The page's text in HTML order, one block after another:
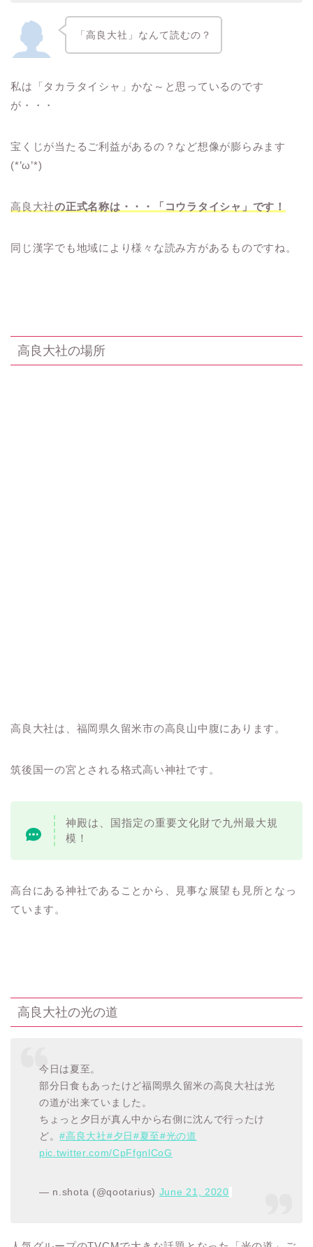
「高良大社」なんて読むの？
私は「タカラタイシャ」かな～と思っているのです
が・・・
宝くじが当たるご利益があるの？など想像が膨らみます
(*’ω’*)
高良大社の正式名称は・・・「コウラタイシャ」です！
同じ漢字でも地域により様々な読み方があるものですね。
高良大社の場所
高良大社は、福岡県久留米市の高良山中腹にあります。
筑後国一の宮とされる格式高い神社です。
神殿は、国指定の重要文化財で九州最大規
模！
高台にある神社であることから、見事な展望も見所となっ
ています。
高良大社の光の道
今日は夏至。
部分日食もあったけど福岡県久留米の高良大社は光
の道が出来ていました。
ちょっと夕日が真ん中から右側に沈んで行ったけ
ど。#高良大社#夕日 #夏至 #光の道
pic.twitter.com/CpFfgnlCoG
— n.shota (@qootarius) June 21, 2020